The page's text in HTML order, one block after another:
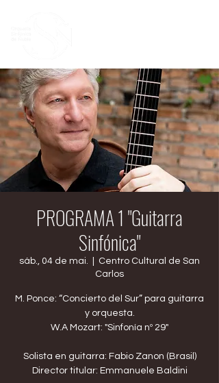
PROGRAMA 1 "Guitarra
Sinfónica"
sáb., 04 de mai.
Centro Cultural de San
Carlos
M. Ponce: “Concierto del Sur” para guitarra
y orquesta.
W.A Mozart: "Sinfonía nº 29"
Solista en guitarra: Fabio Zanon (Brasil)